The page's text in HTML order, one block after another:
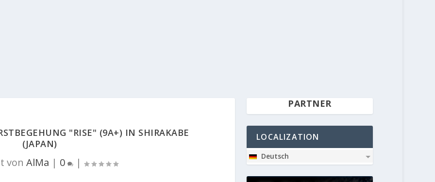
"RISE" (9A+) IN SHIRAKABE
(JAPAN)
von AlMa | 0 |
PARTNER
LOCALIZATION
Deutsch